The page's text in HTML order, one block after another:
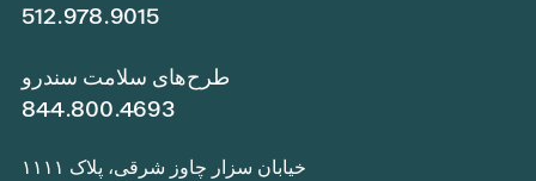
512.978.9015
طرح‌های سلامت سندرو
844.800.4693
خیابان سزار چاوز شرقی، پلاک ۱۱۱۱